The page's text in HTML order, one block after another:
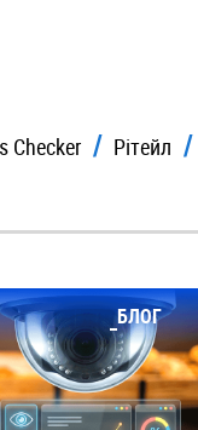
Checker
Рітейл
БЛОГ